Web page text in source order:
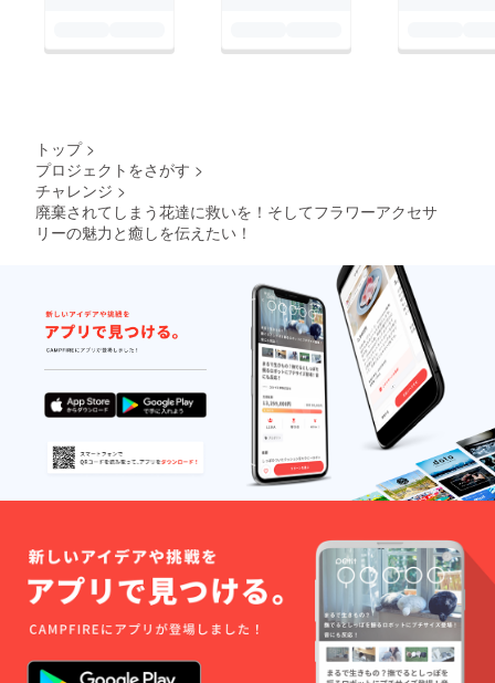
トップ >
プロジェクトをさがす >
チャレンジ >
廃棄されてしまう花達に救いを！そしてフラワーアクセサ
リーの魅力と癒しを伝えたい！